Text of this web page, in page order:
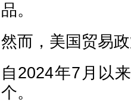
品。
然而，美国贸易
自2024年7月以
个。